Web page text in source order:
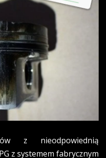
z nieodpowiednią
z systemem fabrycznym